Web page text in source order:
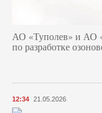
АО «Туполев» и АО
по разработке
12:34 21.05.2026